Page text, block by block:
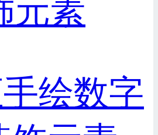
绘数字